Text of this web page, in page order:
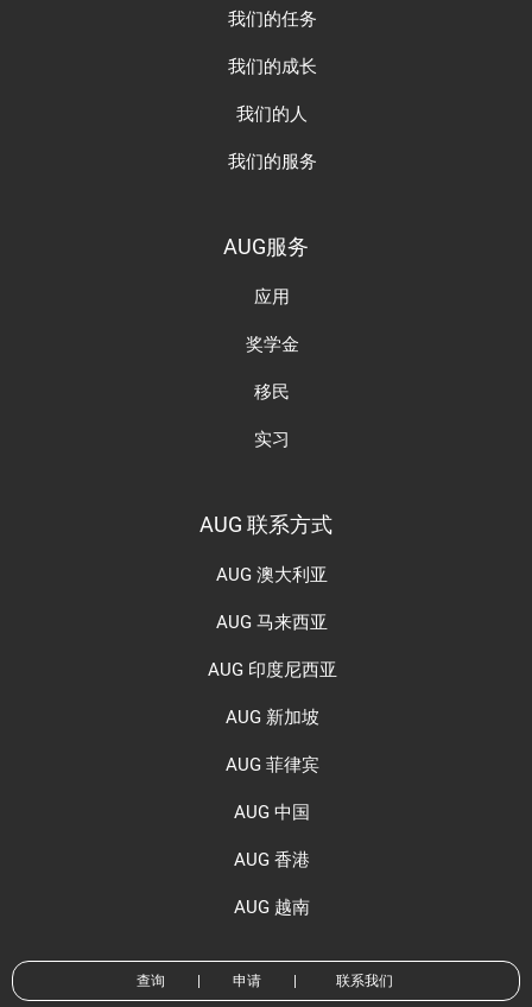
我们的任务
我们的成长
我们的人
我们的服务
AUG服务
应用
奖学金
移民
实习
AUG 联系方式
AUG 澳大利亚
AUG 马来西亚
AUG 印度尼西亚
AUG 新加坡
AUG 菲律宾
AUG 中国
AUG 香港
AUG 越南
查询 申请 联系我们